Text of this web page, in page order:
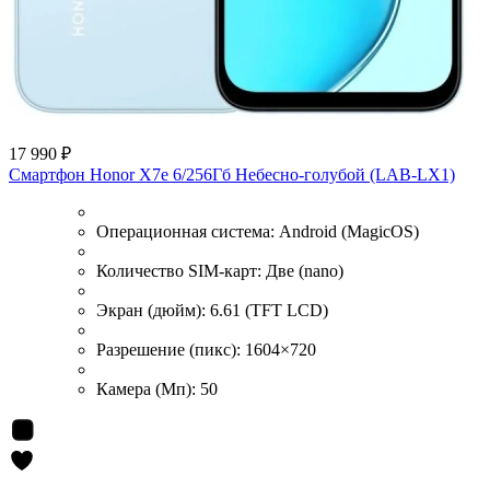
17 990 ₽
Смартфон Honor X7e 6/256Гб Небесно-голубой (LAB-LX1)
Операционная система: Android (MagicOS)
Количество SIM-карт: Две (nano)
Экран (дюйм): 6.61 (TFT LCD)
Разрешение (пикс): 1604×720
Камера (Мп): 50